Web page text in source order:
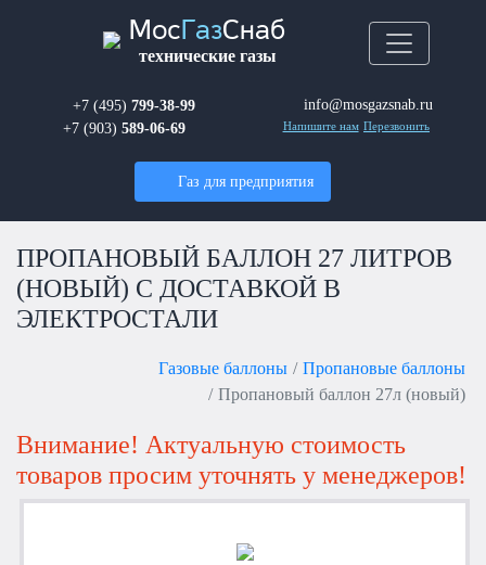
Мос ГазСнаб
технические газы
+7 (495) 799-38-99
+7 (903) 589-06-69
info@mosgazsnab.ru
Напишите нам Перезвонить
Газ для предприятия
ПРОПАНОВЫЙ БАЛЛОН 27 ЛИТРОВ
(НОВЫЙ) С ДОСТАВКОЙ В
ЭЛЕКТРОСТАЛИ
Газовые баллоны
Пропановые баллоны
Пропановый баллон 27л (новый)
Внимание! Актуальную стоимость
товаров просим уточнять у менеджеров!